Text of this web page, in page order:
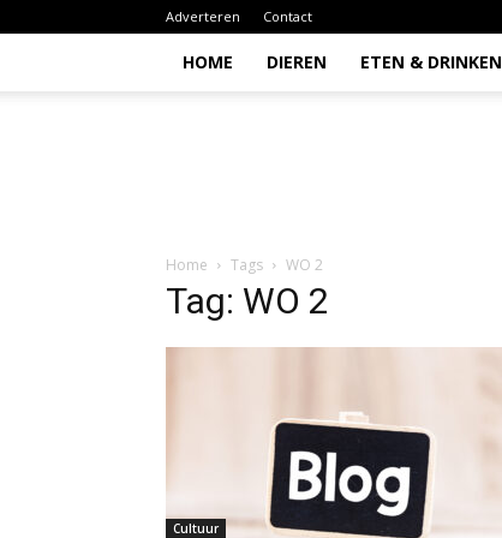
Adverteren Contact
HOME DIEREN ETEN & DRINKEN
Home Tags WO 2
Tag: WO 2
Cultuur